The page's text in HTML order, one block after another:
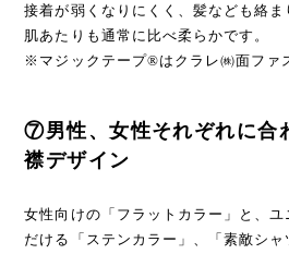
接着が弱くなりにくく、髪なども絡ま
肌あたりも通常に比べ柔らかです。
※マジックテープ®はクラレ㈱面ファ
⑦男性、女性それぞれに合
襟デザイン
女性向けの「フラットカラー」と、
だける「ステンカラー」、「素敵シ